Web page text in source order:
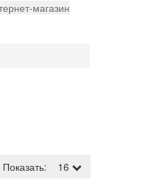
магазин
Показать: 16